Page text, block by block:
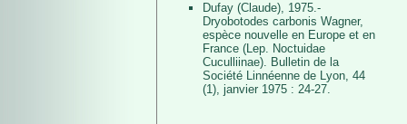
Dufay (Claude), 1975.-
Dryobotodes carbonis Wagner,
espèce nouvelle en Europe et en
France (Lep. Noctuidae
Cuculliinae). Bulletin de la
Société Linnéenne de Lyon, 44
(1), janvier 1975 : 24-27.